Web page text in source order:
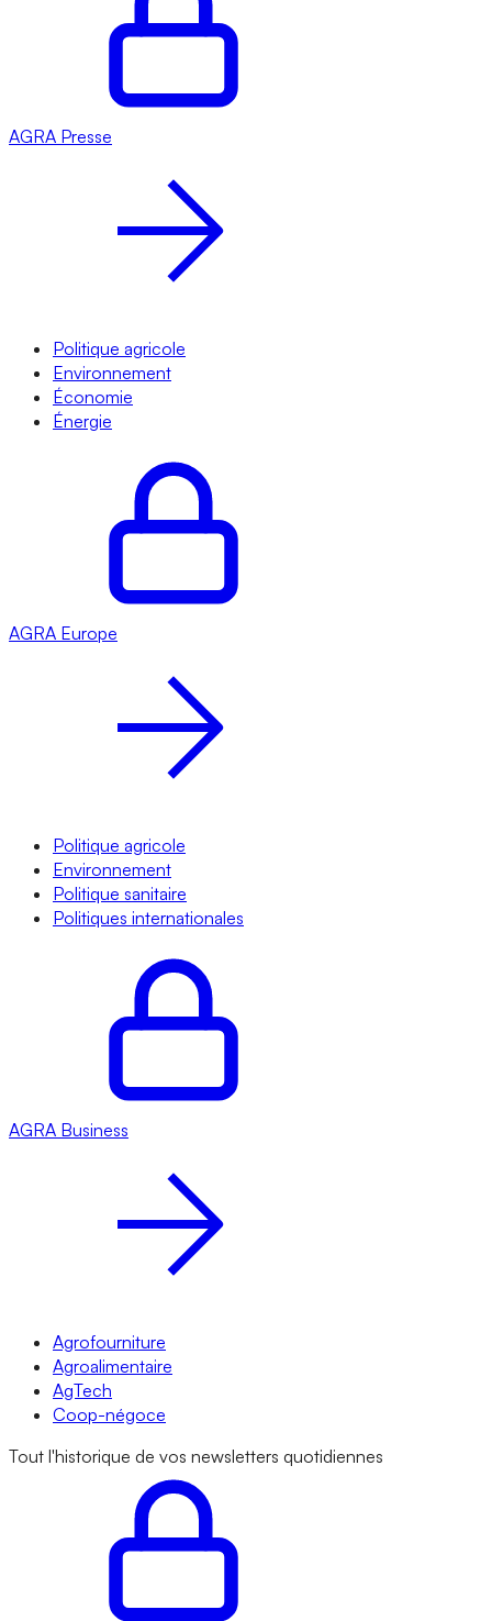
AGRA Presse
Politique agricole
Environnement
Économie
Énergie
AGRA Europe
Politique agricole
Environnement
Politique sanitaire
Politiques internationales
AGRA Business
Agrofourniture
Agroalimentaire
AgTech
Coop-négoce
Tout l'historique de vos newsletters quotidiennes